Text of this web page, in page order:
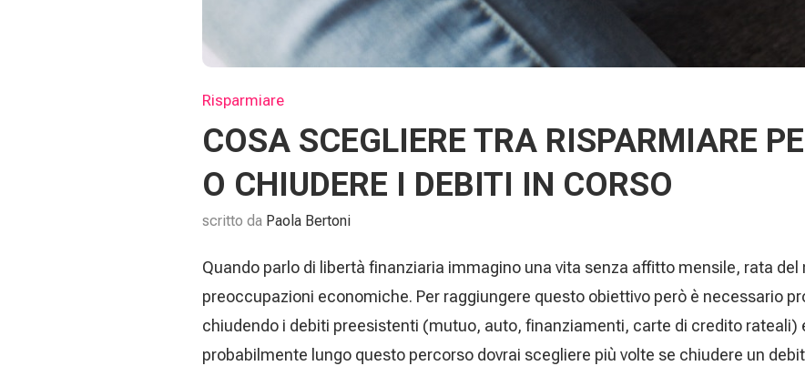
Risparmiare
COSA SCEGLIERE TRA RISPARMIARE
O CHIUDERE I DEBITI IN CORSO
scritto da Paola Bertoni
Quando parlo di libertà finanziaria immagino una vita senza affitto mensile, rata del
preoccupazioni economiche. Per raggiungere questo obiettivo però è necessario
chiudendo i debiti preesistenti (mutuo, auto, finanziamenti, carte di credito rateali)
probabilmente lungo questo percorso dovrai scegliere più volte se chiudere un